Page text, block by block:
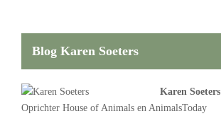
Blog Karen Soeters
Karen Soeters
Oprichter House of Animals en AnimalsToday